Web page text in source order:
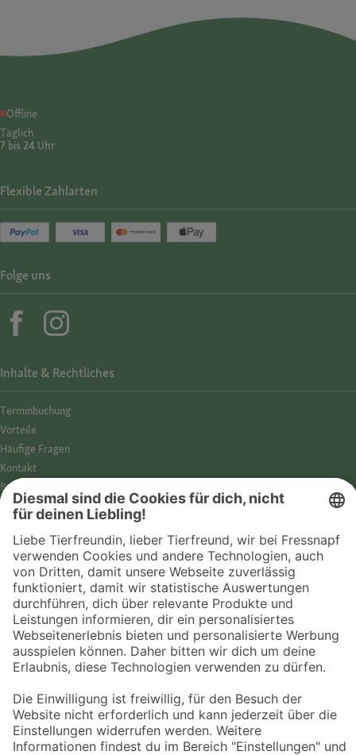
Offline
Täglich
7 bis 24 Uhr
© 2026 Fressnapf Tiernahrungs GmbH
Westpreußenstraße 32-38
Inhalte & Rechtliches
Termin­buchung
Vorteile
Häufige Fragen
Kontakt
Barrierefreiheit
Impressum
Datenschutz­hinweise
Cookies
AGB
Entdecke Fressnapf
Tierversicherung
GPS-Tracker
Fressnapf Salon
Online-Shop
Flexible Zahlarten
Folge uns